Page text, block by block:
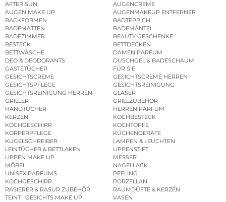
AFTER SUN
AUGENCREME
AUGEN MAKE UP
AUGENMAKEUP ENTFERNER
BACKFORMEN
BADTEPPICH
BADEMATTEN
BADEMÄNTEL
BADEZIMMER
BEAUTY GESCHENKE
BESTECK
BETTDECKEN
BETTWÄSCHE
DAMEN PARFUM
DEO & DEODORANTS
DUSCHGEL & BADESCHAUM
GÄSTETÜCHER
FÜR SIE
GESICHTSCREME
GESICHTSCREME HERREN
GESICHTSPFLEGE
GESICHTSREINIGUNG
GESICHTSREINIGUNG HERREN
GLÄSER
GRILLER
GRILLZUBEHÖR
HANDTÜCHER
HERREN PARFUM
KERZEN
KOCHBESTECK
KOCHGESCHIRR
KOCHTÖPFE
KÖRPERPFLEGE
KÜCHENGERÄTE
KUGELSCHREIBER
LAMPEN & LEUCHTEN
LEINTÜCHER & BETTLAKEN
LIPPENSTIFT
LIPPEN MAKE UP
MESSER
MÖBEL
NAGELLACK
UNISEX PARFUMS
PEELING
KOCHGESCHIRR
PORZELLAN
RASIERER & RASUR ZUBEHÖR
RAUMDÜFTE & KERZEN
TEINT | GESICHTS MAKE UP
VASEN